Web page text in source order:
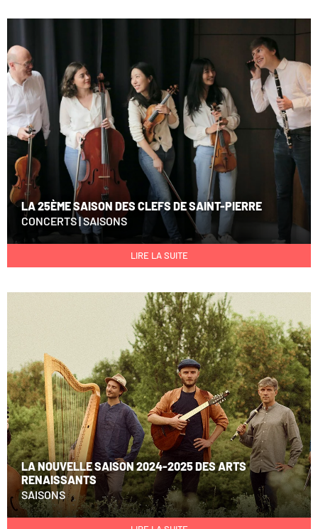
LA 25ÈME SAISON DES CLEFS DE SAINT-PIERRE
CONCERTS|SAISONS
LIRE LA SUITE
LA NOUVELLE SAISON 2024-2025 DES ARTS
RENAISSANTS
SAISONS